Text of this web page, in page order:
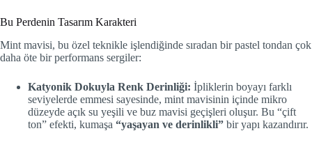
Bu Perdenin Tasarım Karakteri
Mint mavisi, bu özel teknikle işlendiğinde sıradan bir pastel tondan çok
daha öte bir performans sergiler:
Katyonik Dokuyla Renk Derinliği: İpliklerin boyayı farklı
seviyelerde emmesi sayesinde, mint mavisinin içinde mikro
düzeyde açık su yeşili ve buz mavisi geçişleri oluşur. Bu “çift
ton” efekti, kumaşa “yaşayan ve derinlikli” bir yapı kazandırır.